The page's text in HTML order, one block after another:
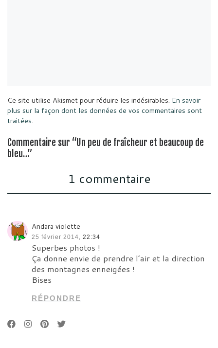
Ce site utilise Akismet pour réduire les indésirables. En savoir
plus sur la façon dont les données de vos commentaires sont
traitées.
Commentaire sur “Un peu de fraîcheur et beaucoup de
bleu…”
1 commentaire
Andara violette
25 février 2014, 22:34
Superbes photos !
Ça donne envie de prendre l’air et la direction
des montagnes enneigées !
Bises
RÉPONDRE